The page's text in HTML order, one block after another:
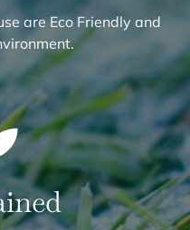
are Eco Friendly and